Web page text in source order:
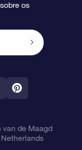
os
de Maagd